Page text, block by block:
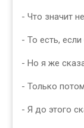
- Что значит
- То есть,
- Но я же
- Только
- Я до этого